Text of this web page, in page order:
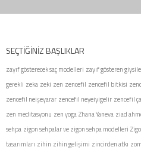
SEÇTIĞINIZ BAŞLIKLAR
zayıf gösterecek saç modelleri zayıf gösteren
gerekli zeka zeki zen zencefil zencefil bitkisi
zencefil neişeyarar zencefil neyeiyigelir zencefil
zen meditasyonu zen yogaZhana Yaneva ziad
sehpa zigon sehpalar ve zigon sehpa modelleri
tasarımları zihin zihin gelişimi zincirden atkı